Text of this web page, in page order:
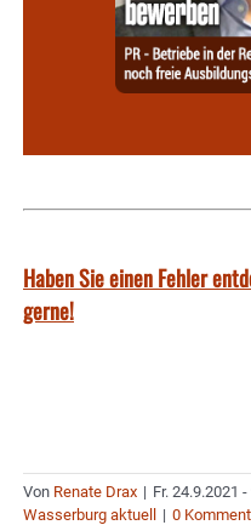
Haben Sie einen Fehler
gerne!
Von Renate Drax | Fr. 24.9.2021
Wasserburg aktuell | 0